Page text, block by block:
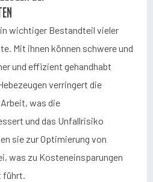
wichtiger Bestandteil vieler
Mit ihnen können schwere und
und effizient gehandhabt
verringert die
was die
und das Unfallrisiko
sie zur Optimierung von
was zu Kosteneinsparungen
führt.